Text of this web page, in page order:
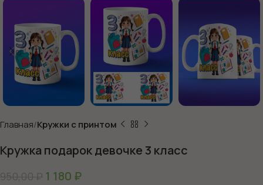
Главная Кружки с принтом
Кружка подарок девочке 3 класс
950,00₽ 1 180 ₽